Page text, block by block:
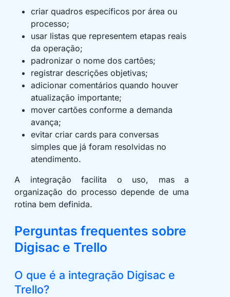
criar quadros específicos por área ou
processo;
usar listas que representem etapas reais
da operação;
padronizar o nome dos cartões;
registrar descrições objetivas;
adicionar comentários quando houver
atualização importante;
mover cartões conforme a demanda
avança;
evitar criar cards para conversas
simples que já foram resolvidas no
atendimento.
A integração facilita o uso, mas a
organização do processo depende de uma
rotina bem definida.
Perguntas frequentes sobre
Digisac e Trello
O que é a integração Digisac e
Trello?